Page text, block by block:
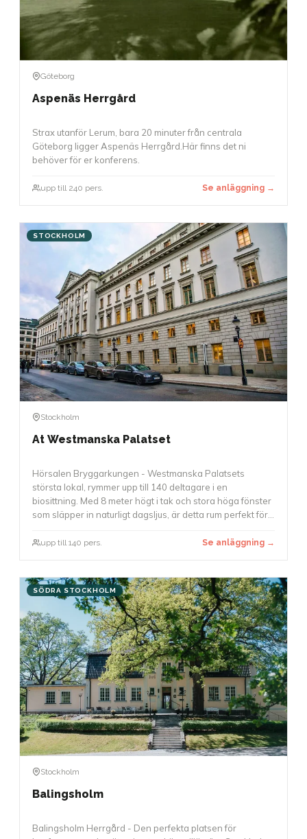
Göteborg
Aspenäs Herrgård
Strax utanför Lerum, bara 20 minuter från centrala
Göteborg ligger Aspenäs Herrgård.Här finns det ni
behöver för er konferens.
upp till 240 pers. Se anläggning →
STOCKHOLM
Stockholm
At Westmanska Palatset
Hörsalen Bryggarkungen - Westmanska Palatsets
största lokal, rymmer upp till 140 deltagare i en
biosittning. Med 8 meter högt i tak och stora höga fönster
som släpper in naturligt dagsljus, är detta rum perfekt för
paneldebatter. Den exceptionella akustiken möjliggör
upp till 140 pers. Se anläggning →
SÖDRA STOCKHOLM
Stockholm
Balingsholm
Balingsholm Herrgård - Den perfekta platsen för